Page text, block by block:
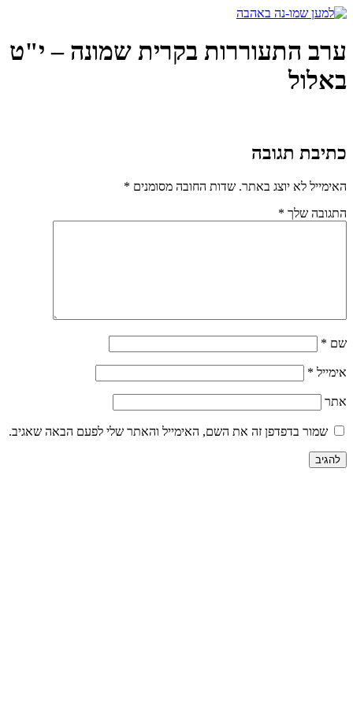
דלג
ערב התעוררות בקרית שמונה – י"ט
באלול
כתיבת תגובה
האימייל לא יוצג באתר. שדות החובה מסומנים *
התגובה שלך *
שם *
אימייל *
אתר
שמור בדפדפן זה את השם, האימייל והאתר שלי לפעם הבאה שאגיב.